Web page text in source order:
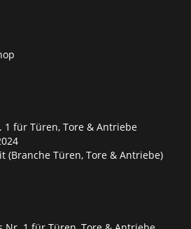
1 für Türen, Tore & Antriebe
(Branche Türen, Tore & Antriebe)